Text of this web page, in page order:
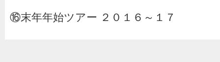
⑯末年年始ツアー ２０１６～１７